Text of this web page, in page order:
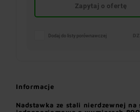
Zapytaj o ofertę
Dodaj do listy porównawczej
Informacje
Nadstawka ze stali nierdzewnej na